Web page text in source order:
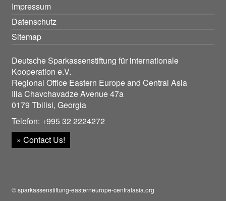
Impressum
Datenschutz
Sitemap
Deutsche Sparkassenstiftung für internationale
Kooperation e.V.
Regional Office Eastern Europe and Central Asia
Ilia Chavchavadze Avenue 47a
0179 Tbilisi, Georgia
Telefon: +995 32 2224272
» Contact Us!
© sparkassenstiftung-easterneurope-centralasia.org